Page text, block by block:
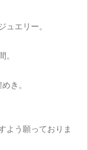
ュエリー。
。
き。
よう願っておりま